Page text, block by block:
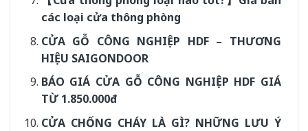
các loại cửa thông phòng
CỬA GỖ CÔNG NGHIỆP HDF – THƯƠNG
HIỆU SAIGONDOOR
BÁO GIÁ CỬA GỖ CÔNG NGHIỆP HDF GIÁ
TỪ 1.850.000đ
CỬA CHỐNG CHÁY LÀ GÌ? NHỮNG LƯU Ý